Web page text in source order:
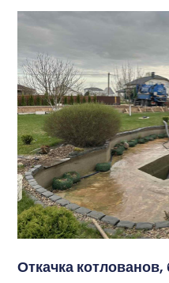
Откачка